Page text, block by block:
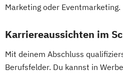
Marketing oder Eventmarketing.
Karriereaussichten im
Mit deinem Abschluss
Berufsfelder. Du kannst in